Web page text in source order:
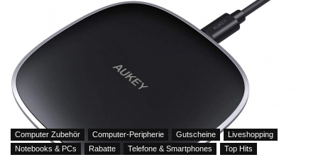
Computer Zubehör Computer-Peripherie Gutscheine
Liveshopping
Notebooks & PCs
Rabatte Telefone & Smartphones Top Hits